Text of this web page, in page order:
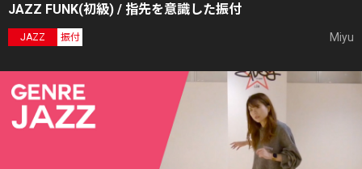
JAZZ FUNK(初級) / 指先を意識した振付
JAZZ 振付 Miyu